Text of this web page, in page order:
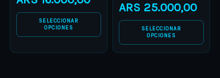
SELECCIONAR
OPCIONES
ARS 25.000,00
SELECCIONAR
OPCIONES
page